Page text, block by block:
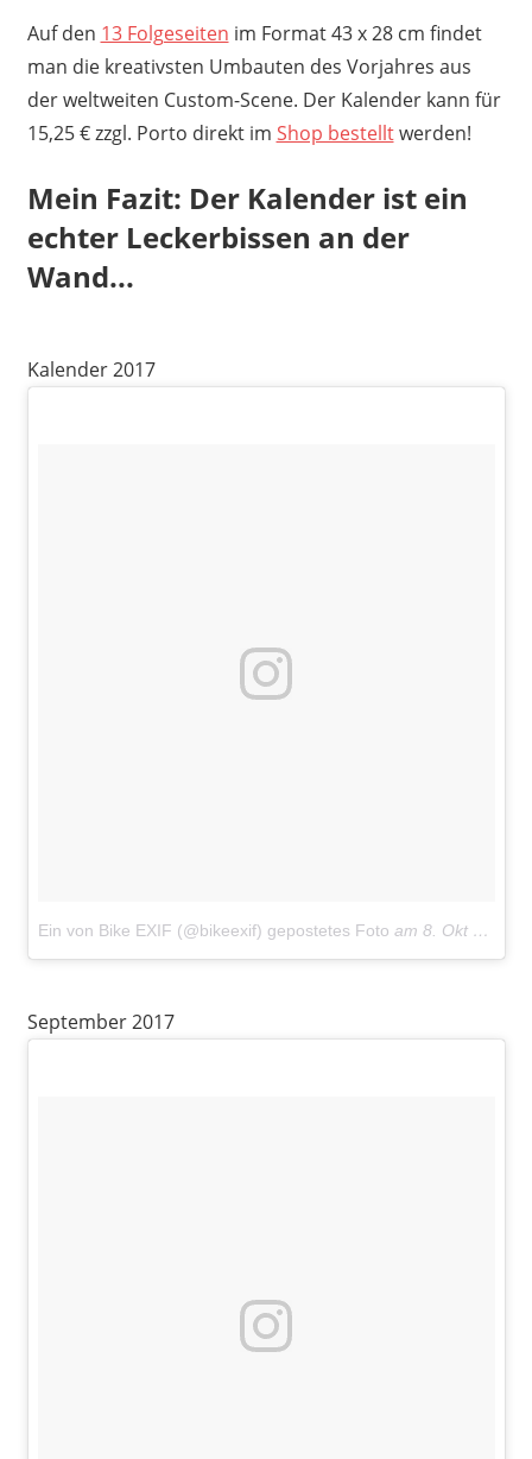
Auf den 13 Folgeseiten im Format 43 x 28 cm findet
man die kreativsten Umbauten des Vorjahres aus
der weltweiten Custom-Scene. Der Kalender kann für
15,25 € zzgl. Porto direkt im Shop bestelltwerden!
Mein Fazit: Der Kalender ist ein
echter Leckerbissen an der
Wand...
Kalender 2017
Ein von Bike EXIF (@bikeexif) gepostetes Foto am 8. Okt 2016 um 17:09 Uhr
September 2017